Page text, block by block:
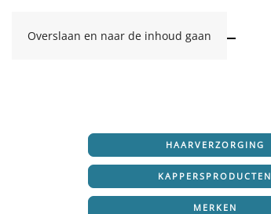
Overslaan en naar de inhoud gaan
HAARVERZORGING
KAPPERSPRODUCTEN
MERKEN